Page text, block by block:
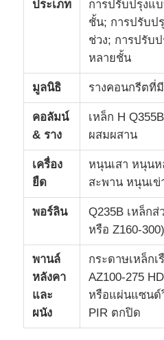
อาคารเหล็ก
ผลิตโครงสร้างเหล็ก
วัสดุอาคารเหล็ก
บ้านสัตว์ปีก
โรงเลี้ยงวัว
โรงจอดรถเหล็ก
ประเภท
การปรับปรุงแ
ชั้น; การปรับป
ช่วง; การปรับ
หลายชั้น
มูลนิธิ รางคอนกรีตที่
คอลัมน์
& ราง
เหล็ก H
ผสมผสาน
เครื่อง
ยืด
หนุนเสา หนุน
สะพาน หนุนเข่
พอร์ลิน
Q235B เหล็กส่
หรือ Z160-300)
พานล์
หลังคา
และ
ผนัง
กระดาษเหล็ก
AZ100-275
หรือแผ่นแซน
PIR ตกปิด